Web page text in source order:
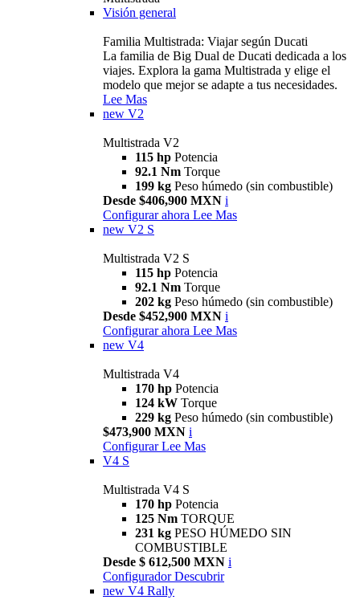
Visión general
Familia Multistrada: Viajar según Ducati
La familia de Big Dual de Ducati dedicada a los
viajes. Explora la gama Multistrada y elige el
modelo que mejor se adapte a tus necesidades.
Lee Mas
new V2
Multistrada V2
115 hp Potencia
92.1 Nm Torque
199 kg Peso húmedo (sin combustible)
Desde $406,900 MXN i
Configurar ahora Lee Mas
new V2 S
Multistrada V2 S
115 hp Potencia
92.1 Nm Torque
202 kg Peso húmedo (sin combustible)
Desde $452,900 MXN i
Configurar ahora Lee Mas
new V4
Multistrada V4
170 hp Potencia
124 kW Torque
229 kg Peso húmedo (sin combustible)
$473,900 MXN i
Configurar Lee Mas
V4 S
Multistrada V4 S
170 hp Potencia
125 Nm TORQUE
231 kg PESO HÚMEDO SIN
COMBUSTIBLE
Desde $ 612,500 MXN i
Configurador Descubrir
new V4 Rally